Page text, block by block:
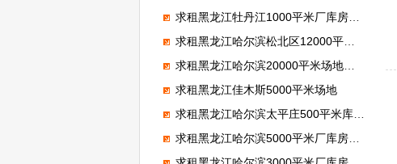
求租黑龙江牡丹江1000平米厂库房，做广告牌
求租黑龙江哈尔滨松北区12000平米场地，做驾校
求租黑龙江哈尔滨20000平米场地，存放机械
求租黑龙江佳木斯5000平米场地
求租黑龙江哈尔滨太平庄500平米库房，存放瓜子
求租黑龙江哈尔滨5000平米厂库房，做玻璃加工厂